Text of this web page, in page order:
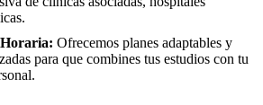
Ofrecemos planes adaptables y
para que combines tus estudios con tu